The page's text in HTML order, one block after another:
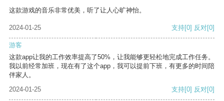
这款游戏的音乐非常优美，听了让人心旷神怡。
2024-01-25 支持[0] 反对[0]
游客
这款app让我的工作效率提高了50%，让我能够更轻松地完成工作任务。
我以前经常加班，现在有了这个app，我可以提前下班，有更多的时间陪
伴家人。
2024-01-25
支持[0] 反对[0]